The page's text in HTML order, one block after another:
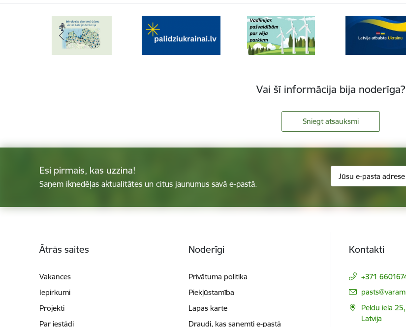
Vai šī informācija bija noderīga?
Sniegt atsauksmi
Esi pirmais, kas uzzina!
Saņem iknedēļas aktualitātes un citus jaunumus savā e-pastā.
Ātrās saites
Vakances
Iepirkumi
Projekti
Par iestādi
Noderīgi
Privātuma politika
Piekļūstamība
Lapas karte
Draudi, kas saņemti e-pastā
Kontakti
+371
E-pasts:
Peldu iela
Latvija